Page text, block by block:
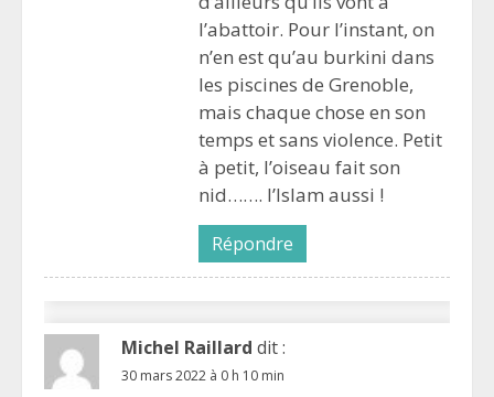
l’abattoir. Pour l’instant, on
n’en est qu’au burkini dans
les piscines de Grenoble,
mais chaque chose en son
temps et sans violence. Petit
à petit, l’oiseau fait son
nid……. l’Islam aussi !
Répondre
Michel Raillard dit :
30 mars 2022 à 0 h 10 min